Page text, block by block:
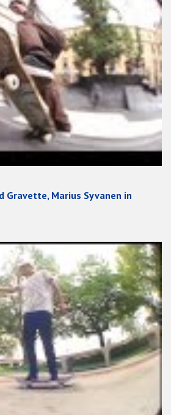
Gravette, Marius Syvanen in